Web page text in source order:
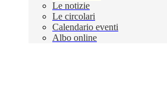
Le notizie
Le circolari
Calendario eventi
Albo online